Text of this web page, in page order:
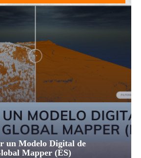
un Modelo Digital de
Mapper (ES)